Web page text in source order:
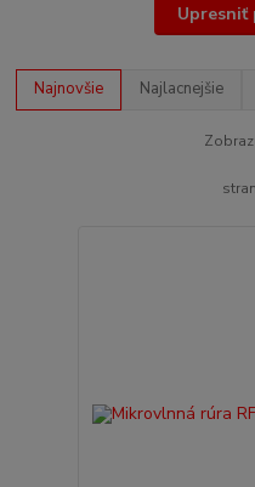
Upresniť
Najnovšie Najlacnejšie